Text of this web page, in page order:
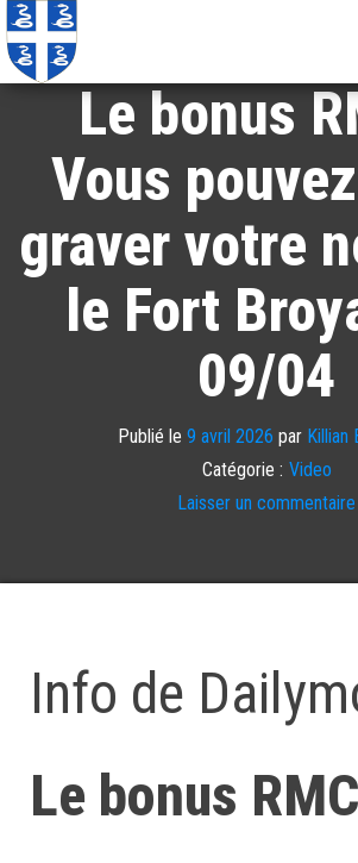
Le bonus
Vous
graver votre
le Fort
09/04
Publié le 9 avril 2026 par Killian
Catégorie : Video
Laisser un commentaire
Info de
Le bonus